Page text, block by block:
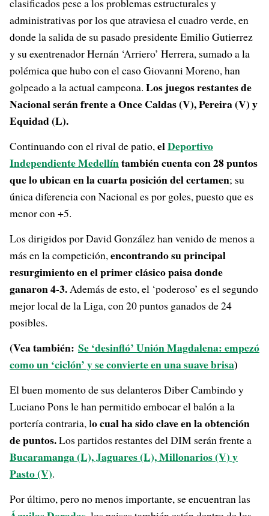
clasificados pese a los problemas estructurales y
administrativas por los que atraviesa el cuadro verde, en
donde la salida de su pasado presidente Emilio Gutierrez
y su exentrenador Hernán ‘Arriero’ Herrera, sumado a la
polémica que hubo con el caso Giovanni Moreno, han
golpeado a la actual campeona. Los juegos restantes de
Nacional serán frente a Once Caldas (V), Pereira (V) y
Equidad (L).
Continuando con el rival de patio,elDeportivo
Independiente Medellíntambién cuenta con 28 puntos
que lo ubican en la cuarta posición del certamen; su
única diferencia con Nacional es por goles, puesto que es
menor con +5.
Los dirigidos por David González han venido de menos a
más en la competición,encontrando su principal
resurgimiento en el primer clásico paisa donde
ganaron 4-3.Además de esto, el ‘poderoso’ es el segundo
mejor local de la Liga, con 20 puntos ganados de 24
posibles.
(Vea también: Se ‘desinfló’ Unión Magdalena: empezó
como un ‘ciclón’ y se convierte en una suave brisa)
El buen momento de sus delanteros Diber Cambindo y
Luciano Pons le han permitido embocar el balón a la
portería contraria, lo cual ha sido clave en la obtención
de puntos.Los partidos restantes del DIM serán frente a
Bucaramanga (L), Jaguares (L), Millonarios (V) y
Pasto (V).
Por último, pero no menos importante, se encuentran las